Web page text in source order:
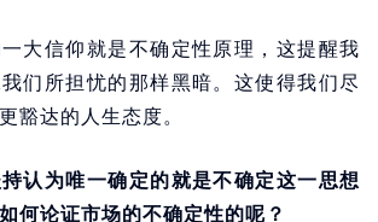
大信仰就是不确定性原理，这提醒我
们所担忧的那样黑暗。这使得我们尽
豁达的人生态度。
认为唯一确定的就是不确定这一思想
何论证市场的不确定性的呢？